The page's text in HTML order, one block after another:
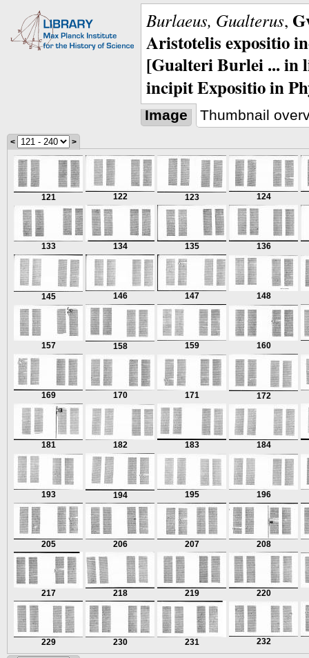
Burlaeus, Gualterus,
Aristotelis expositio
[Gualteri Burlei ... in
incipit Expositio in
Image Thumbnail
< >
121 122 123 124
133 134 135 136
145 146 147 148
157 158 159 160
169 170 171 172
181 182 183 184
193 194 195 196
205 206 207 208
217 218 219 220
229 230 231 232